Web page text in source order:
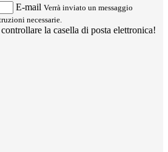
E-mail Verrà inviato un messaggio
necessarie.
la casella di posta elettronica!